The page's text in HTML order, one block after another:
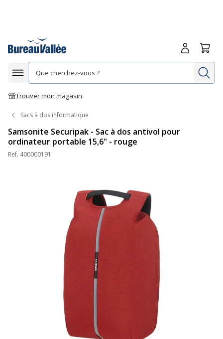
Afficher la navigation
Trouver mon magasin
Me
Sacs à dos informatique
Samsonite Securipak - Sac à dos antivol pour
ordinateur portable 15,6" - rouge
Ref. 400000191